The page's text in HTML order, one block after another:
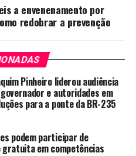
a envenenamento por
redobrar a prevenção
Pinheiro liderou audiência
e autoridades em
para a ponte da BR-235
podem participar de
gratuita em competências